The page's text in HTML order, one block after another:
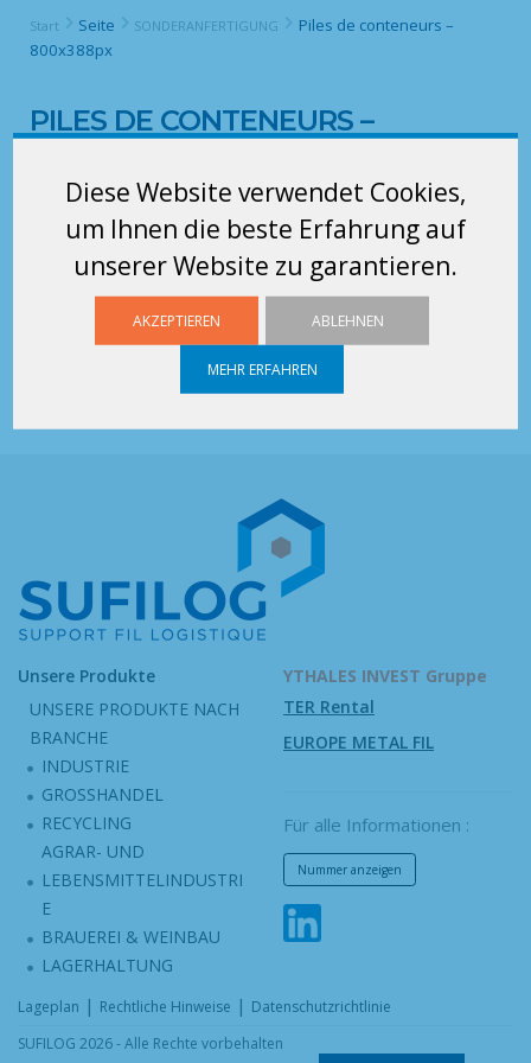
Diese Website verwendet Cookies,
um Ihnen die beste Erfahrung auf
unserer Website zu garantieren.
AKZEPTIEREN ABLEHNEN
MEHR ERFAHREN
Start Seite SONDERANFERTIGUNG
Piles de conteneurs –
800x388px
PILES DE CONTENEURS –
Unsere Produkte
UNSERE PRODUKTE NACH
BRANCHE
INDUSTRIE
GROSSHANDEL
RECYCLING
AGRAR- UND
LEBENSMITTELINDUSTRI
E
BRAUEREI & WEINBAU
LAGERHALTUNG
YTHALES INVEST Gruppe
TER Rental
EUROPE METAL FIL
Für alle Informationen :
Nummer anzeigen
Lageplan | Rechtliche Hinweise | Datenschutzrichtlinie
SUFILOG 2026 - Alle Rechte vorbehalten